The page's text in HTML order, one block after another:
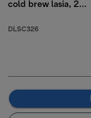
cold brew lasia, 2
termoslasia
DLSC326